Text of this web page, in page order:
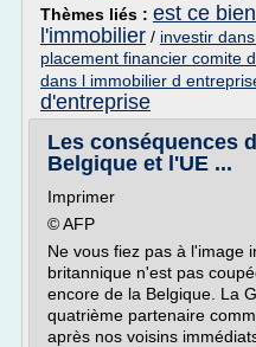
Thèmes liés : est ce
l'immobilier / investir
placement financier comite
dans l immobilier d
d'entreprise
Les conséquences
Belgique et l'UE ...
Imprimer
© AFP
Ne vous fiez pas à l'image
britannique n'est pas
encore de la Belgique. La
quatrième partenaire
après nos voisins